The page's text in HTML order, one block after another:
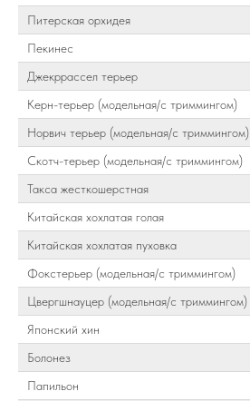
Питерская орхидея
Пекинес
Джекррассел терьер
Керн-терьер (модельная/с триммингом)
Норвич терьер (модельная/с триммингом)
Скотч-терьер (модельная/с триммингом)
Такса жесткошерстная
Китайская хохлатая голая
Китайская хохлатая пуховка
Фокстерьер (модельная/с триммингом)
Цвергшнауцер (модельная/с триммингом)
Японский хин
Болонез
Папильон